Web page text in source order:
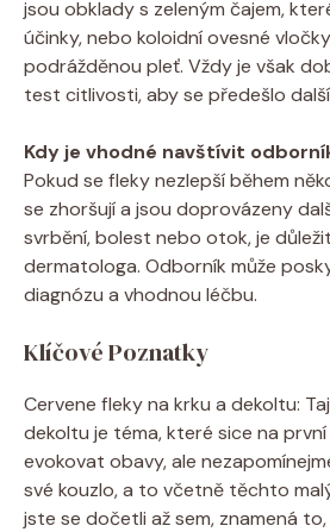
jsou obklady s zeleným čajem,
účinky, nebo koloidní ovesné
podrážděnou pleť. Vždy je však
test citlivosti, aby se předešlo
Kdy je vhodné navštívit
Pokud se fleky nezlepší během
se zhoršují a jsou doprovázeny
svrbění, bolest nebo otok, je
dermatologa. Odborník může
diagnózu a vhodnou léčbu.
Klíčové Poznatky
Cervene fleky na krku a dekoltu:
dekoltu je téma, které sice na
evokovat obavy, ale
své kouzlo, a to včetně těchto
jste se dočetli až sem, znamená